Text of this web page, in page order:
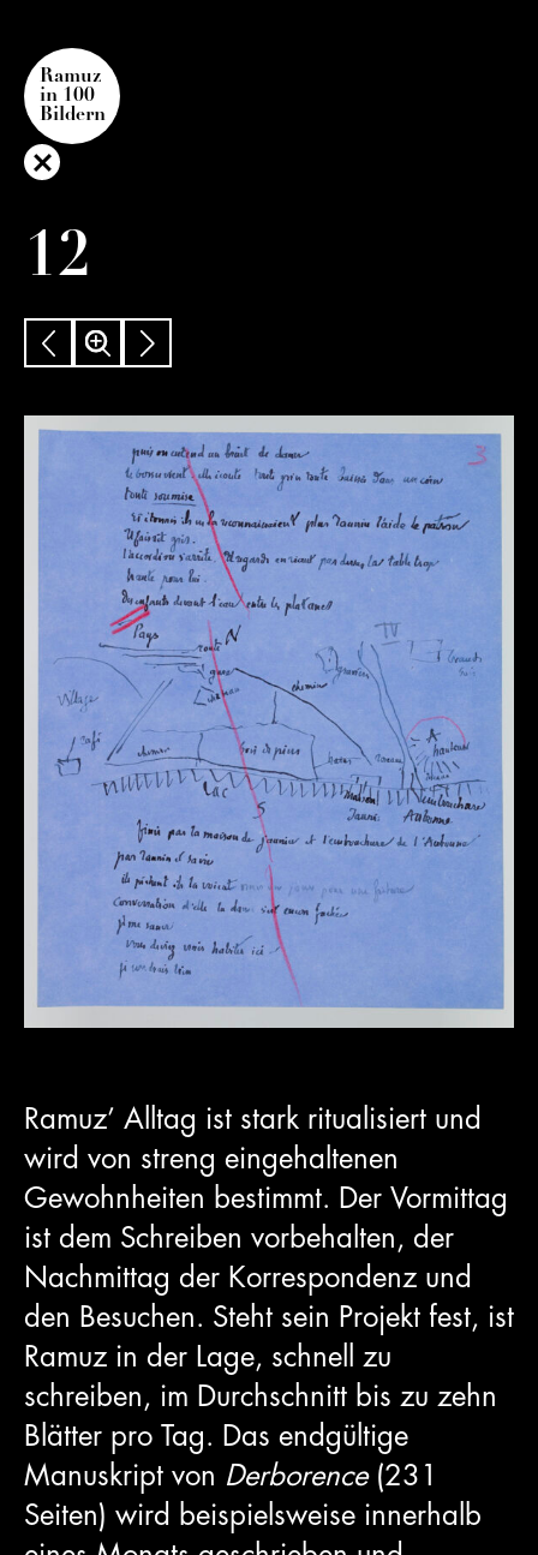
Ramuz
in 100
Bildern
12
VORHERIGES
ZOOMNÄCHSTE
Ramuz’ Alltag ist stark ritualisiert und
wird von streng eingehaltenen
Gewohnheiten bestimmt. Der Vormittag
ist dem Schreiben vorbehalten, der
Nachmittag der Korrespondenz und
den Besuchen. Steht sein Projekt fest, ist
Ramuz in der Lage, schnell zu
schreiben, im Durchschnitt bis zu zehn
Blätter pro Tag. Das endgültige
Manuskript von Derborence(231
Seiten) wird beispielsweise innerhalb